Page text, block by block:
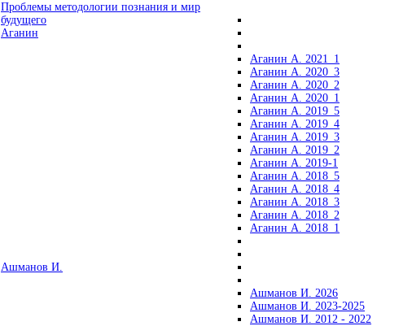
Проблемы методологии познания и мир
будущего
Аганин
Аганин А. 2021_1
Аганин А. 2020_3
Аганин А. 2020_2
Аганин А. 2020_1
Аганин А. 2019_5
Аганин А. 2019_4
Аганин А. 2019_3
Аганин А. 2019_2
Аганин А. 2019-1
Аганин А. 2018_5
Аганин А. 2018_4
Аганин А. 2018_3
Аганин А. 2018_2
Аганин А. 2018_1
Ашманов И.
Ашманов И. 2026
Ашманов И. 2023-2025
Ашманов И. 2012 - 2022